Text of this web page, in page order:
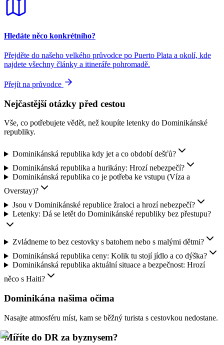
Hledáte něco konkrétního?
Přejděte do našeho velkého průvodce po Puerto Plata a okolí, kde
najdete všechny články a itineráře pohromadě.
Přejít na průvodce
Nejčastější otázky před cestou
Vše, co potřebujete vědět, než koupíte letenky do Dominikánské
republiky.
Dominikánská republika kdy jet a co období dešťů?
Dominikánská republika a hurikány: Hrozí nebezpečí?
Dominikánská republika co je potřeba ke vstupu (Víza a
Overstay)?
Jsou v Dominikánské republice žraloci a hrozí nebezpečí?
Letenky: Dá se letět do Dominikánské republiky bez přestupu?
Zvládneme to bez cestovky s batohem nebo s malými dětmi?
Dominikánská republika ceny: Kolik tu stojí jídlo a co dýška?
Dominikánská republika aktuální situace a bezpečnost: Hrozí
něco s Haiti?
Dominikána našima očima
Nasajte atmosféru míst, kam se běžný turista s cestovkou nedostane.
Míříte do DR za byznysem?